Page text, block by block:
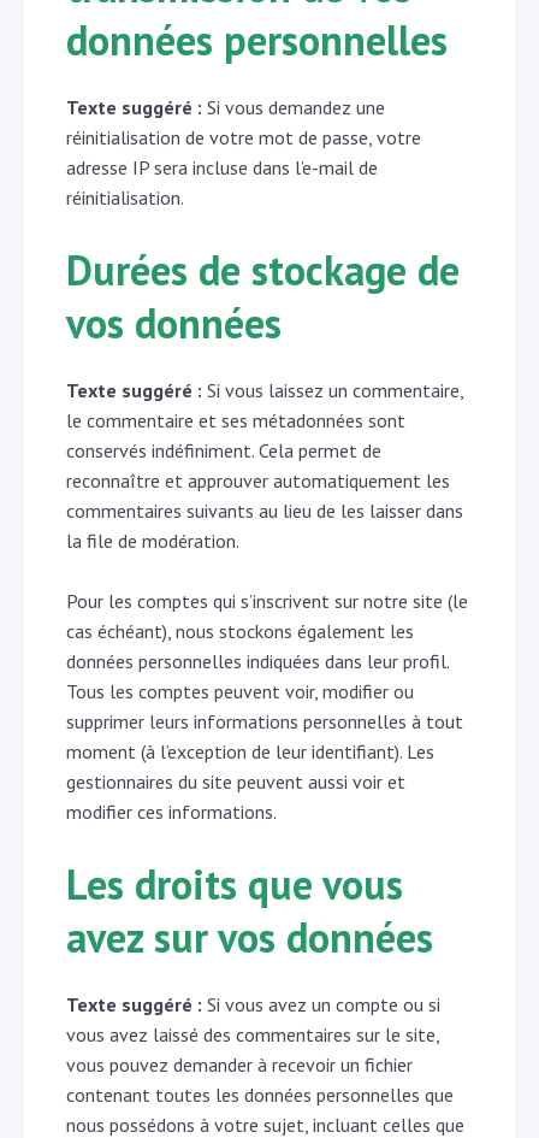
données personnelles
Texte suggéré : Si vous demandez une
réinitialisation de votre mot de passe, votre
adresse IP sera incluse dans l’e-mail de
réinitialisation.
Durées de stockage de
vos données
Texte suggéré : Si vous laissez un commentaire,
le commentaire et ses métadonnées sont
conservés indéfiniment. Cela permet de
reconnaître et approuver automatiquement les
commentaires suivants au lieu de les laisser dans
la file de modération.
Pour les comptes qui s’inscrivent sur notre site (le
cas échéant), nous stockons également les
données personnelles indiquées dans leur profil.
Tous les comptes peuvent voir, modifier ou
supprimer leurs informations personnelles à tout
moment (à l’exception de leur identifiant). Les
gestionnaires du site peuvent aussi voir et
modifier ces informations.
Les droits que vous
avez sur vos données
Texte suggéré : Si vous avez un compte ou si
vous avez laissé des commentaires sur le site,
vous pouvez demander à recevoir un fichier
contenant toutes les données personnelles que
nous possédons à votre sujet, incluant celles que